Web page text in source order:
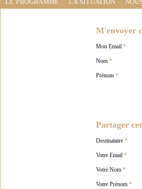
LE PROGRAMME LA SITUATION
M'envoyer
Mon Email *
Nom *
Prénom *
Partager
Destinataire *
Votre Email *
Votre Nom *
Votre Prénom *